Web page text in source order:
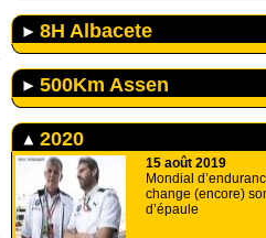
8H Albacete
500Km Assen
2020
15 août 2019
Mondial
change (encore)
d’épaule